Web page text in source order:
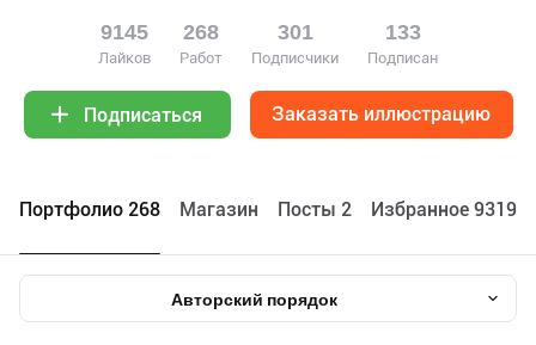
9145
Лайков
268
Работ
301
Подписчики
133
Подписан
Подписаться Заказать иллюстрацию
Портфолио 268 Maгазин Посты 2 Избранное 9319
Авторский порядок